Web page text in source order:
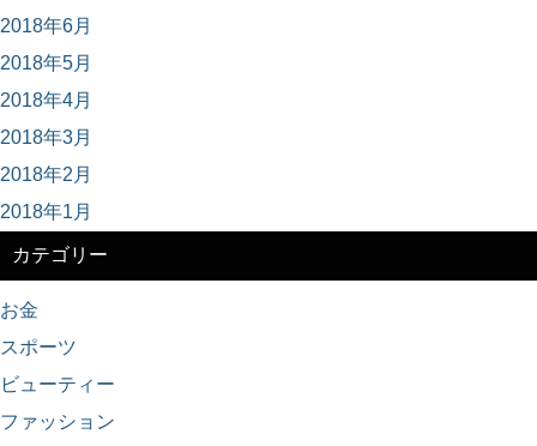
2018年6月
2018年5月
2018年4月
2018年3月
2018年2月
2018年1月
カテゴリー
お金
スポーツ
ビューティー
ファッション